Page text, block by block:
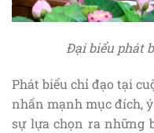
Đại biểu phát
Phát biểu chỉ đạo tại
nhấn mạnh mục đích,
sự lựa chọn ra những